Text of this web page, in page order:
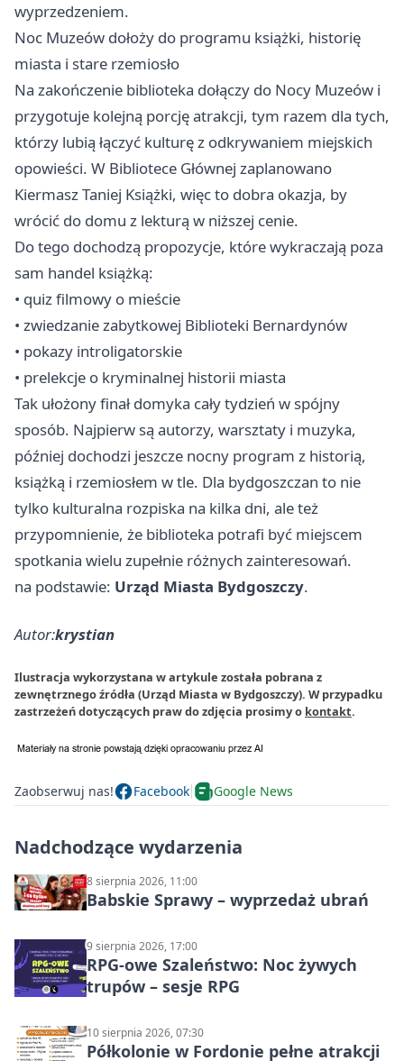
wyprzedzeniem.
Noc Muzeów dołoży do programu książki, historię
miasta i stare rzemiosło
Na zakończenie biblioteka dołączy do Nocy Muzeów i
przygotuje kolejną porcję atrakcji, tym razem dla tych,
którzy lubią łączyć kulturę z odkrywaniem miejskich
opowieści. W Bibliotece Głównej zaplanowano
Kiermasz Taniej Książki, więc to dobra okazja, by
wrócić do domu z lekturą w niższej cenie.
Do tego dochodzą propozycje, które wykraczają poza
sam handel książką:
• quiz filmowy o mieście
• zwiedzanie zabytkowej Biblioteki Bernardynów
• pokazy introligatorskie
• prelekcje o kryminalnej historii miasta
Tak ułożony finał domyka cały tydzień w spójny
sposób. Najpierw są autorzy, warsztaty i muzyka,
później dochodzi jeszcze nocny program z historią,
książką i rzemiosłem w tle. Dla bydgoszczan to nie
tylko kulturalna rozpiska na kilka dni, ale też
przypomnienie, że biblioteka potrafi być miejscem
spotkania wielu zupełnie różnych zainteresowań.
na podstawie: Urząd Miasta Bydgoszczy.
Autor:krystian
Ilustracja wykorzystana w artykule została pobrana z
zewnętrznego źródła (Urząd Miasta w Bydgoszczy). W przypadku
zastrzeżeń dotyczących praw do zdjęcia prosimy o kontakt.
Zaobserwuj nas! Facebook Google News
Nadchodzące wydarzenia
8 sierpnia 2026, 11:00
Babskie Sprawy – wyprzedaż ubrań
9 sierpnia 2026, 17:00
RPG-owe Szaleństwo: Noc żywych
trupów – sesje RPG
10 sierpnia 2026, 07:30
Półkolonie w Fordonie pełne atrakcji